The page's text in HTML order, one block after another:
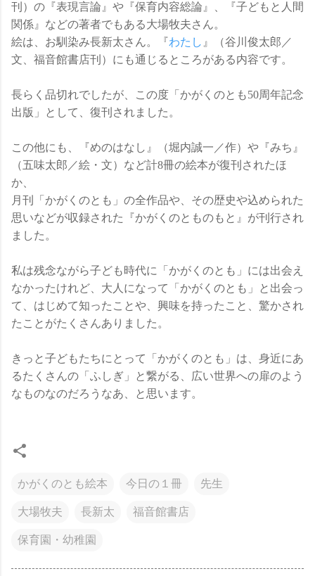
刊）の『表現言論』や『保育内容総論』、『子どもと人間
関係』などの著者でもある大場牧夫さん。
絵は、お馴染み長新太さん。『わたし 』（谷川俊太郎／
文、福音館書店刊）にも通じるところがある内容です。
長らく品切れでしたが、この度「かがくのとも50周年記念
出版」として、復刊されました。
この他にも、『めのはなし』（堀内誠一／作）や『みち』
（五味太郎／絵・文）など計8冊の絵本が復刊されたほ
か、
月刊「かがくのとも」の全作品や、その歴史や込められた
思いなどが収録された『かがくのとものもと』が刊行され
ました。
私は残念ながら子ども時代に「かがくのとも」には出会え
なかったけれど、大人になって「かがくのとも」と出会っ
て、はじめて知ったことや、興味を持ったこと、驚かされ
たことがたくさんありました。
きっと子どもたちにとって「かがくのとも」は、身近にあ
るたくさんの「ふしぎ」と繋がる、広い世界への扉のよう
なものなのだろうなあ、と思います。
かがくのとも絵本 今日の１冊 先生
大場牧夫 長新太 福音館書店
保育園・幼稚園